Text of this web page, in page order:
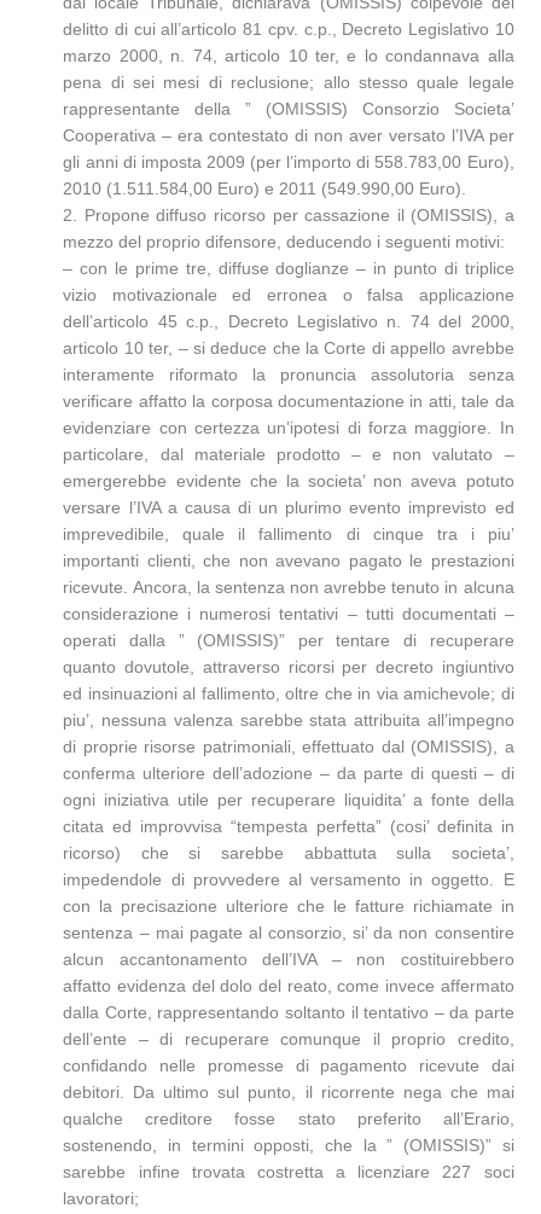
delitto di cui all’articolo 81 cpv. c.p., Decreto Legislativo 10
marzo 2000, n. 74, articolo 10 ter, e lo condannava alla
pena di sei mesi di reclusione; allo stesso quale legale
rappresentante della ” (OMISSIS) Consorzio Societa’
Cooperativa – era contestato di non aver versato l’IVA per
gli anni di imposta 2009 (per l’importo di 558.783,00 Euro),
2010 (1.511.584,00 Euro) e 2011 (549.990,00 Euro).
2. Propone diffuso ricorso per cassazione il (OMISSIS), a
mezzo del proprio difensore, deducendo i seguenti motivi:
– con le prime tre, diffuse doglianze – in punto di triplice
vizio motivazionale ed erronea o falsa applicazione
dell’articolo 45 c.p., Decreto Legislativo n. 74 del 2000,
articolo 10 ter, – si deduce che la Corte di appello avrebbe
interamente riformato la pronuncia assolutoria senza
verificare affatto la corposa documentazione in atti, tale da
evidenziare con certezza un’ipotesi di forza maggiore. In
particolare, dal materiale prodotto – e non valutato –
emergerebbe evidente che la societa’ non aveva potuto
versare l’IVA a causa di un plurimo evento imprevisto ed
imprevedibile, quale il fallimento di cinque tra i piu’
importanti clienti, che non avevano pagato le prestazioni
ricevute. Ancora, la sentenza non avrebbe tenuto in alcuna
considerazione i numerosi tentativi – tutti documentati –
operati dalla ” (OMISSIS)” per tentare di recuperare
quanto dovutole, attraverso ricorsi per decreto ingiuntivo
ed insinuazioni al fallimento, oltre che in via amichevole; di
piu’, nessuna valenza sarebbe stata attribuita all’impegno
di proprie risorse patrimoniali, effettuato dal (OMISSIS), a
conferma ulteriore dell’adozione – da parte di questi – di
ogni iniziativa utile per recuperare liquidita’ a fonte della
citata ed improvvisa “tempesta perfetta” (cosi’ definita in
ricorso) che si sarebbe abbattuta sulla societa’,
impedendole di provvedere al versamento in oggetto. E
con la precisazione ulteriore che le fatture richiamate in
sentenza – mai pagate al consorzio, si’ da non consentire
alcun accantonamento dell’IVA – non costituirebbero
affatto evidenza del dolo del reato, come invece affermato
dalla Corte, rappresentando soltanto il tentativo – da parte
dell’ente – di recuperare comunque il proprio credito,
confidando nelle promesse di pagamento ricevute dai
debitori. Da ultimo sul punto, il ricorrente nega che mai
qualche creditore fosse stato preferito all’Erario,
sostenendo, in termini opposti, che la ” (OMISSIS)” si
sarebbe infine trovata costretta a licenziare 227 soci
lavoratori;